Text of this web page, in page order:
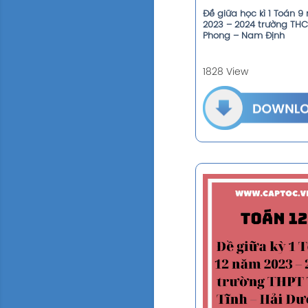
Đề giữa học kì 1 Toán 9
2023 – 2024 trường
Phong – Nam Định
1828 View